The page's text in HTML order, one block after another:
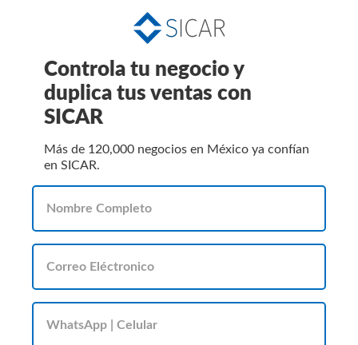
Controla tu negocio y
duplica tus ventas con
SICAR
Más de 120,000 negocios en México ya confían
en SICAR.